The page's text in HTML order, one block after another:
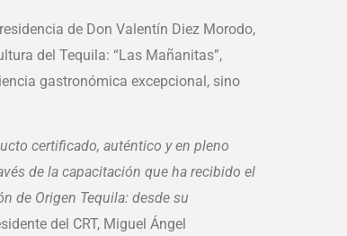
de Don Valentín Diez Morodo,
del Tequila: “Las Mañanitas”,
gastronómica excepcional, sino
certificado, auténtico y en pleno
de la capacitación que ha recibido el
de Origen Tequila: desde su
del CRT, Miguel Ángel